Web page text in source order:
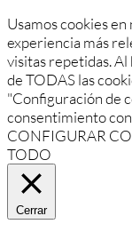
Usamos cookies
experiencia más
visitas repetidas. Al
de TODAS las
"Configuración de
consentimiento
CONFIGURAR
TODO
Cerrar